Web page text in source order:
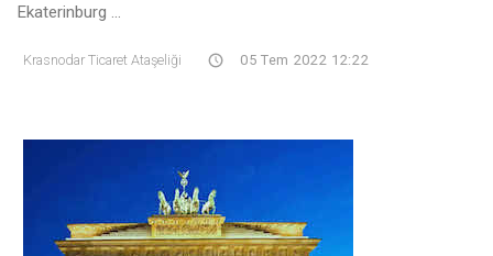
Ekaterinburg ...
Krasnodar Ticaret Ataşeliği 05 Tem 2022 12:22